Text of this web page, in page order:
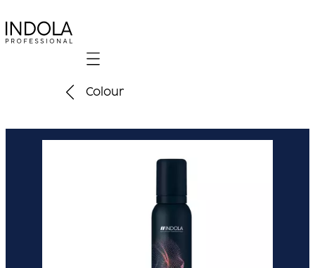
Mobile navigation
Colour